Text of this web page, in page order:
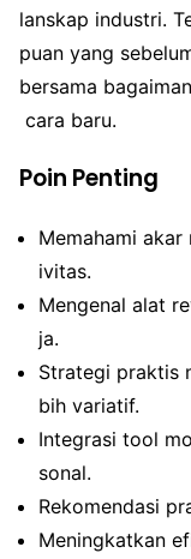
lanskap industri.
puan yang
bersama
cara baru.
Poin Penting
Memahami
ivitas.
Mengenal alat
ja.
Strategi praktis
bih variatif.
Integrasi tool
sonal.
Rekomendasi
Meningkatkan